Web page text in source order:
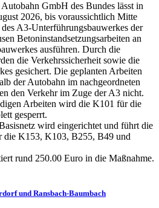
GmbH des Bundes lässt in
2026, bis voraussichtlich Mitte
A3-Unterführungsbauwerkes der
Betoninstandsetzungsarbeiten an
ausführen. Durch die
die Verkehrssicherheit sowie die
gesichert. Die geplanten Arbeiten
der Autobahn im nachgeordneten
den Verkehr im Zuge der A3 nicht.
Arbeiten wird die K101 für die
gesperrt.
wird eingerichtet und führt die
die K153, K103, B255, B49 und
rund 250.00 Euro in die Maßnahme.
und Ransbach-Baumbach